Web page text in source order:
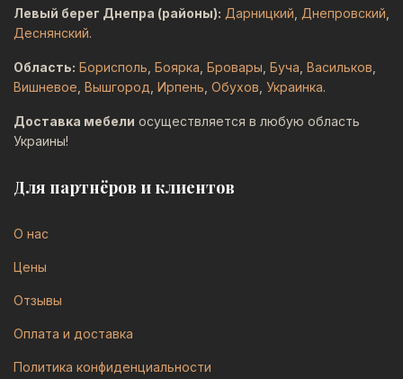
Левый берег Днепра (районы): Дарницкий Днепровский
Деснянский.
Область: Борисполь Боярка Бровары Буча Васильков
Вишневое Вышгород Ирпень Обухов Украинка.
Доставка мебели осуществляется в любую область
Украины!
Для партнёров и клиентов
О нас
Цены
Отзывы
Оплата и доставка
Политика конфиденциальности